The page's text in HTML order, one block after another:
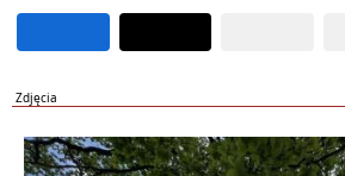
Zdjęcia